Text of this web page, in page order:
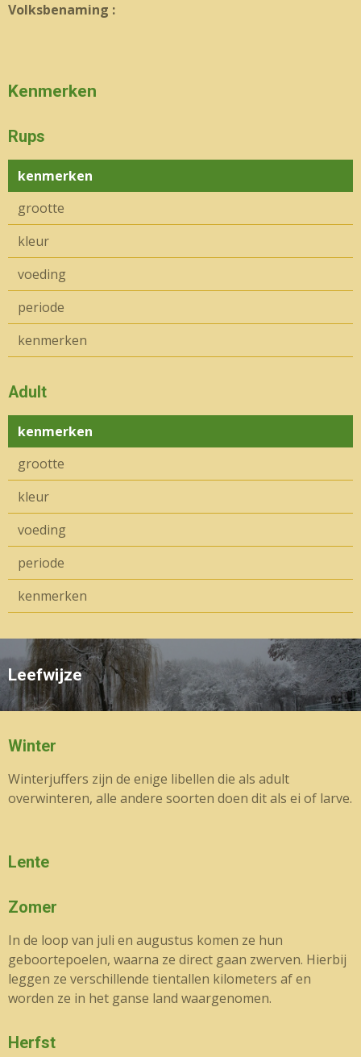
Volksbenaming :
Kenmerken
Rups
kenmerken
grootte
kleur
voeding
periode
kenmerken
Adult
kenmerken
grootte
kleur
voeding
periode
kenmerken
Leefwijze
Winter
Winterjuffers zijn de enige libellen die als adult
overwinteren, alle andere soorten doen dit als ei of larve.
Lente
Zomer
In de loop van juli en augustus komen ze hun
geboortepoelen, waarna ze direct gaan zwerven. Hierbij
leggen ze verschillende tientallen kilometers af en
worden ze in het ganse land waargenomen.
Herfst